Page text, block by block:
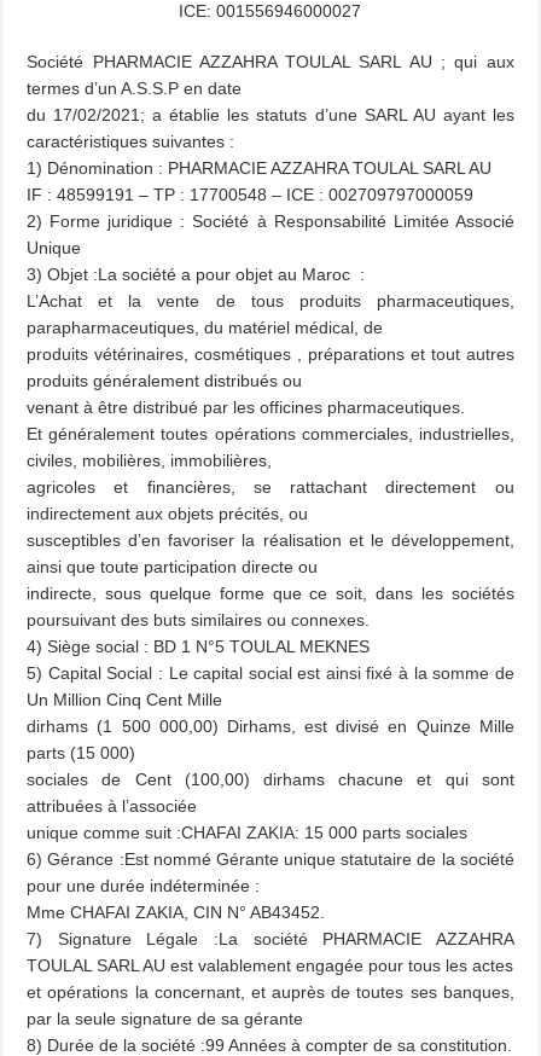
ICE: 001556946000027
Société PHARMACIE AZZAHRA TOULAL SARL AU ; qui aux
termes d’un A.S.S.P en date
du 17/02/2021; a établie les statuts d’une SARL AU ayant les
caractéristiques suivantes :
1) Dénomination : PHARMACIE AZZAHRA TOULAL SARL AU
IF : 48599191 – TP : 17700548 – ICE : 002709797000059
2) Forme juridique : Société à Responsabilité Limitée Associé
Unique
3) Objet :La société a pour objet au Maroc :
L’Achat et la vente de tous produits pharmaceutiques,
parapharmaceutiques, du matériel médical, de
produits vétérinaires, cosmétiques , préparations et tout autres
produits généralement distribués ou
venant à être distribué par les officines pharmaceutiques.
Et généralement toutes opérations commerciales, industrielles,
civiles, mobilières, immobilières,
agricoles et financières, se rattachant directement ou
indirectement aux objets précités, ou
susceptibles d’en favoriser la réalisation et le développement,
ainsi que toute participation directe ou
indirecte, sous quelque forme que ce soit, dans les sociétés
poursuivant des buts similaires ou connexes.
4) Siège social : BD 1 N°5 TOULAL MEKNES
5) Capital Social : Le capital social est ainsi fixé à la somme de
Un Million Cinq Cent Mille
dirhams (1 500 000,00) Dirhams, est divisé en Quinze Mille
parts (15 000)
sociales de Cent (100,00) dirhams chacune et qui sont
attribuées à l’associée
unique comme suit :CHAFAI ZAKIA: 15 000 parts sociales
6) Gérance :Est nommé Gérante unique statutaire de la société
pour une durée indéterminée :
Mme CHAFAI ZAKIA, CIN N° AB43452.
7) Signature Légale :La société PHARMACIE AZZAHRA
TOULAL SARL AU est valablement engagée pour tous les actes
et opérations la concernant, et auprès de toutes ses banques,
par la seule signature de sa gérante
8) Durée de la société :99 Années à compter de sa constitution.